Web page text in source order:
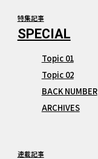
特集記事
Topic 01
Topic 02
BACK NUMBER
ARCHIVES
連載記事